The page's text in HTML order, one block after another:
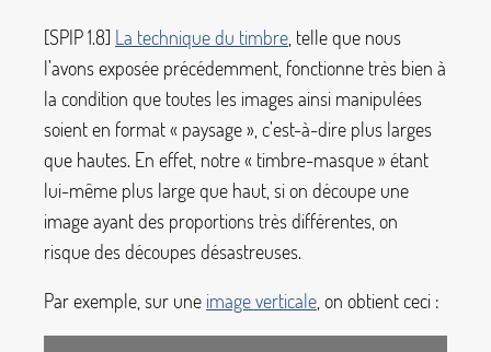
[SPIP 1.8] La technique du timbre , telle que nous
l’avons exposée précédemment, fonctionne très bien à
la condition que toutes les images ainsi manipulées
soient en format « paysage», c’est-à-dire plus larges
que hautes. En effet, notre « timbre-masque» étant
lui-même plus large que haut, si on découpe une
image ayant des proportions très différentes, on
risque des découpes désastreuses.
Par exemple, sur une image verticale , on obtient ceci :